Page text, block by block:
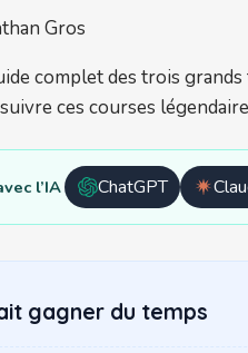
Gros
l’IA ChatGPT
Ouvrir
avec
gagner du temps